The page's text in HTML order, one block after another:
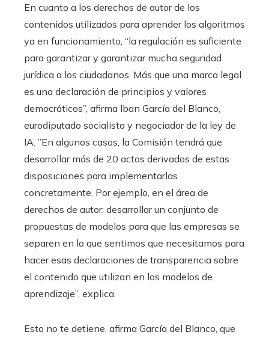
En cuanto a los derechos de autor de los
contenidos utilizados para aprender los algoritmos
ya en funcionamiento, “la regulación es suficiente
para garantizar y garantizar mucha seguridad
jurídica a los ciudadanos. Más que una marca legal
es una declaración de principios y valores
democráticos”, afirma Iban García del Blanco,
eurodiputado socialista y negociador de la ley de
IA. ”En algunos casos, la Comisión tendrá que
desarrollar más de 20 actos derivados de estas
disposiciones para implementarlas
concretamente. Por ejemplo, en el área de
derechos de autor: desarrollar un conjunto de
propuestas de modelos para que las empresas se
separen en lo que sentimos que necesitamos para
hacer esas declaraciones de transparencia sobre
el contenido que utilizan en los modelos de
aprendizaje”, explica.
Esto no te detiene, afirma García del Blanco, que